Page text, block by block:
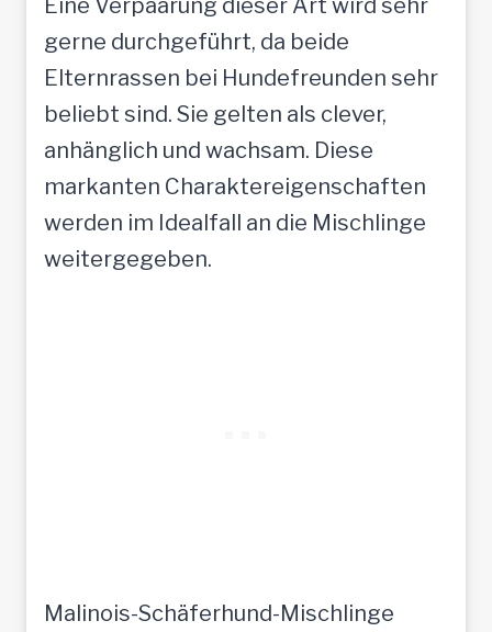
gerne durchgeführt, da beide
Elternrassen bei Hundefreunden sehr
beliebt sind. Sie gelten als clever,
anhänglich und wachsam. Diese
markanten Charaktereigenschaften
werden im Idealfall an die Mischlinge
weitergegeben.
Malinois-Schäferhund-Mischlinge